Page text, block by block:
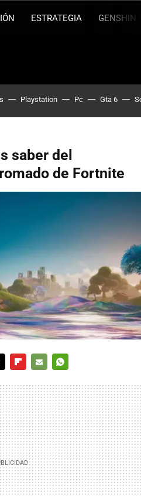
ESTRATEGIA GENSHIN
Playstation Pc Gta 6
saber del
de Fortnite
MAIL